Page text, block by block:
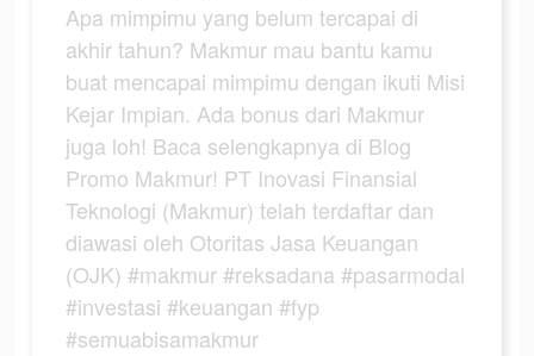
Apa mimpimu yang belum tercapai di
akhir tahun? Makmur mau bantu kamu
buat mencapai mimpimu dengan ikuti Misi
Kejar Impian. Ada bonus dari Makmur
juga loh! Baca selengkapnya di Blog
Promo Makmur! PT Inovasi Finansial
Teknologi (Makmur) telah terdaftar dan
diawasi oleh Otoritas Jasa Keuangan
(OJK) #makmur #reksadana #pasarmodal
#investasi #keuangan #fyp
#semuabisamakmur